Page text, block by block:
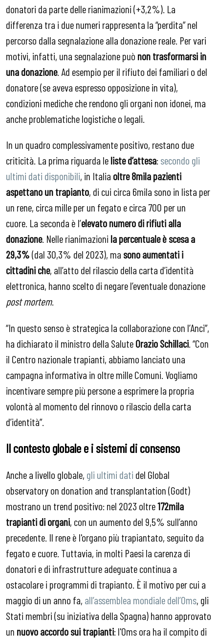
donatori da parte delle rianimazioni (+3,2%). La
differenza tra i due numeri rappresenta la “perdita” nel
percorso dalla segnalazione alla donazione reale. Per vari
motivi, infatti, una segnalazione può non trasformarsi in
una donazione. Ad esempio per il rifiuto dei familiari o del
donatore (se aveva espresso opposizione in vita),
condizioni mediche che rendono gli organi non idonei, ma
anche problematiche logistiche o legali.
In un quadro complessivamente positivo, restano due
criticità. La prima riguarda leliste d’attesa: secondo gli
ultimi dati disponibili, in Italia oltre 8mila pazienti
aspettano un trapianto, di cui circa 6mila sono in lista per
un rene, circa mille per un fegato e circa 700 per un
cuore. La seconda è l’elevato numero di rifiuti alla
donazione. Nelle rianimazioni la percentuale è scesa a
29,3%(dal 30,3% del 2023), ma sono aumentati i
cittadini che, all’atto del rilascio della carta d’identità
elettronica, hanno scelto di negarel’eventuale donazione
post mortem.
“In questo senso è strategica la collaborazione con l’Anci”,
ha dichiarato il ministro della SaluteOrazio Schillaci . “Con
il Centro nazionale trapianti, abbiamo lanciato una
campagna informativa in oltre mille Comuni. Vogliamo
incentivare sempre più persone a esprimere la propria
volontà al momento del rinnovo o rilascio della carta
d’identità”.
Il contesto globale e i sistemi di consenso
Anche a livello globale, gli ultimi dati del Global
observatory on donation and transplantation (Godt)
mostrano un trend positivo: nel 2023 oltre172mila
trapianti di organi, con un aumento del 9,5% sull’anno
precedente. Il rene è l'organo più trapiantato, seguito da
fegato e cuore. Tuttavia, in molti Paesi la carenza di
donatori e di infrastrutture adeguate continua a
ostacolare i programmi di trapianto. È il motivo per cui a
maggio di un anno fa, all’assemblea mondiale dell’Oms, gli
Stati membri (su iniziativa della Spagna) hanno approvato
un nuovo accordo sui trapianti: l'Oms ora ha il compito di